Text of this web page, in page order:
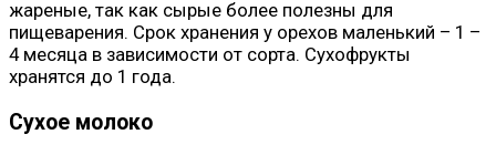
жареные, так как сырые более полезны для
пищеварения. Срок хранения у орехов маленький – 1 –
4 месяца в зависимости от сорта. Сухофрукты
хранятся до 1 года.
Сухое молоко